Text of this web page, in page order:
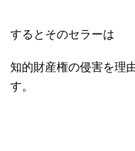
するとそのセラーは
知的財産権の侵害を理
す。